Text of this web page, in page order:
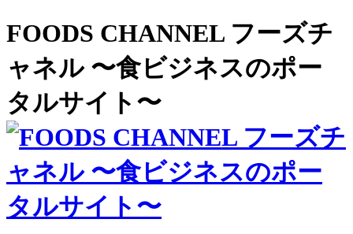
FOODS CHANNEL フーズチ
ャネル 〜食ビジネスのポー
タルサイト〜